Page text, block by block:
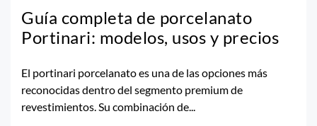
Guía completa de porcelanato
Portinari: modelos, usos y precios
El portinari porcelanato es una de las opciones más
reconocidas dentro del segmento premium de
revestimientos. Su combinación de...